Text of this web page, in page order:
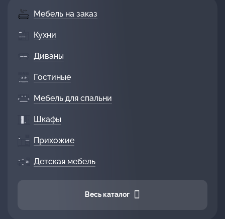
Мебель на заказ
Кухни
Диваны
Гостиные
Мебель для спальни
Шкафы
Прихожие
Детская мебель
Весь каталог